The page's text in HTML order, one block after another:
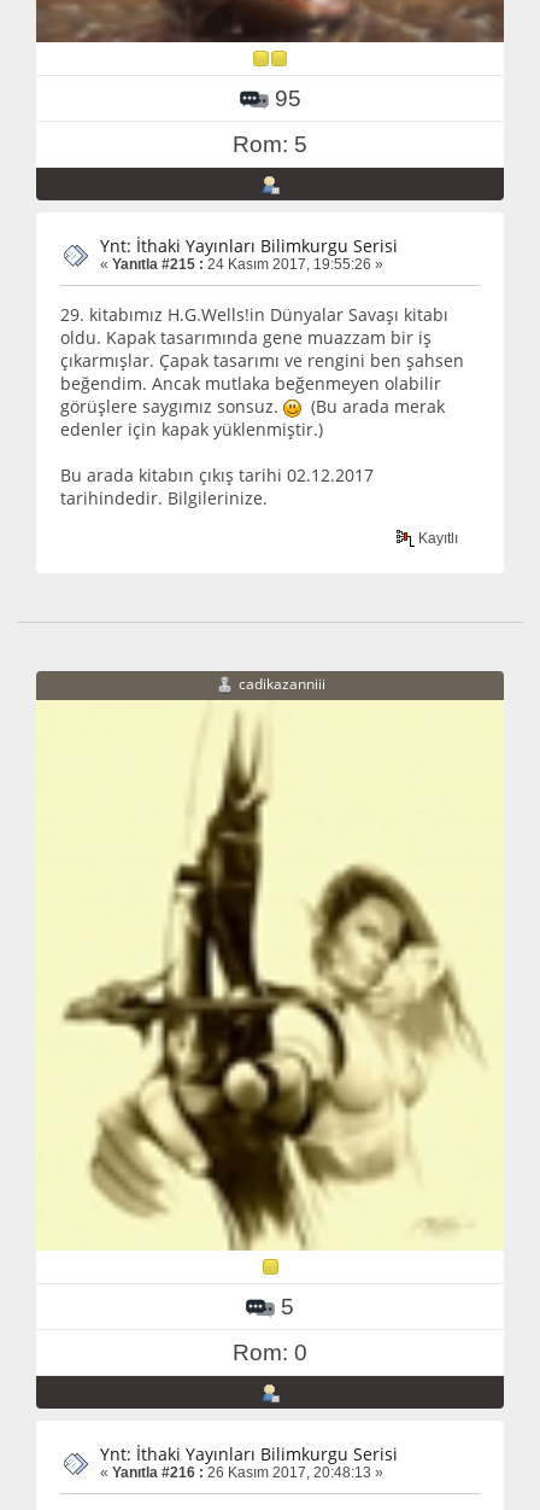
95
Rom: 5
Ynt: İthaki Yayınları Bilimkurgu Serisi
« Yanıtla #215 : 24 Kasım 2017, 19:55:26 »
29. kitabımız H.G.Wells!in Dünyalar Savaşı kitabı
oldu. Kapak tasarımında gene muazzam bir iş
çıkarmışlar. Çapak tasarımı ve rengini ben şahsen
beğendim. Ancak mutlaka beğenmeyen olabilir
görüşlere saygımız sonsuz.
(Bu arada merak
edenler için kapak yüklenmiştir.)
Bu arada kitabın çıkış tarihi 02.12.2017
tarihindedir. Bilgilerinize.
Kayıtlı
cadikazanniii
5
Rom: 0
Ynt: İthaki Yayınları Bilimkurgu Serisi
« Yanıtla #216 : 26 Kasım 2017, 20:48:13 »